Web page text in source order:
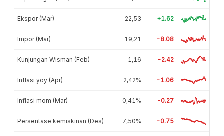
Ekspor (Mar) 22,53 +1.62
Impor (Mar) 19,21 -8.08
Kunjungan Wisman (Feb) 1,16 -2.42
Inflasi yoy (Apr) 2,42% -1.06
Inflasi mom (Mar) 0,41% -0.27
Persentase kemiskinan (Des) 7,50% -0.75